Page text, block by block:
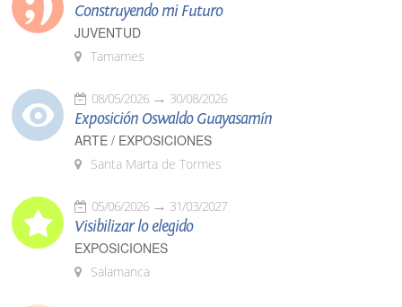
Construyendo mi Futuro
JUVENTUD
Tamames
08/05/2026 30/08/2026
Exposición Oswaldo Guayasamín
ARTE / EXPOSICIONES
Santa Marta de Tormes
05/06/2026 31/03/2027
Visibilizar lo elegido
EXPOSICIONES
Salamanca